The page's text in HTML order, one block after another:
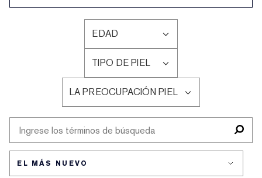
EDAD
FILTRAR
RESEÑAS
POR
EDAD
TIPO DE PIEL
FILTRAR
RESEÑAS
POR
TIPO
DE
PIEL
LA PREOCUPACIÓN PIEL
FILTRAR
RESEÑAS
LA
PIEL